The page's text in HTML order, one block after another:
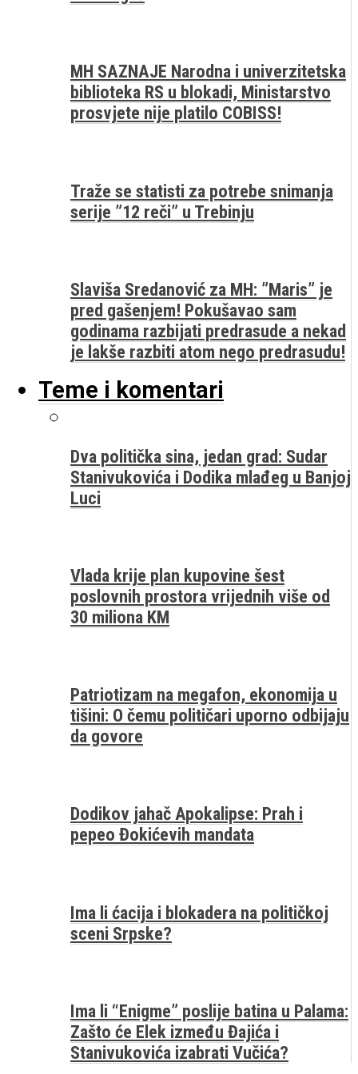
MH SAZNAJE Narodna i univerzitetska
biblioteka RS u blokadi, Ministarstvo
prosvjete nije platilo COBISS!
Traže se statisti za potrebe snimanja
serije ”12 reči” u Trebinju
Slaviša Sredanović za MH: ”Maris” je
pred gašenjem! Pokušavao sam
godinama razbijati predrasude a nekad
je lakše razbiti atom nego predrasudu!
Teme i komentari
Dva politička sina, jedan grad: Sudar
Stanivukovića i Dodika mlađeg u Banjoj
Luci
Vlada krije plan kupovine šest
poslovnih prostora vrijednih više od
30 miliona KM
Patriotizam na megafon, ekonomija u
tišini: O čemu političari uporno odbijaju
da govore
Dodikov jahač Apokalipse: Prah i
pepeo Đokićevih mandata
Ima li ćacija i blokadera na političkoj
sceni Srpske?
Ima li “Enigme” poslije batina u Palama:
Zašto će Elek između Đajića i
Stanivukovića izabrati Vučića?